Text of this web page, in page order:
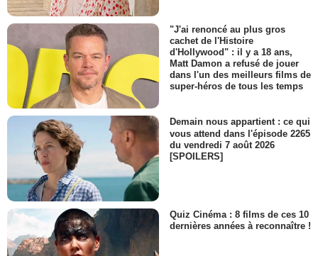
"J'ai renoncé au plus gros
cachet de l'Histoire
d'Hollywood" : il y a 18 ans,
Matt Damon a refusé de jouer
dans l'un des meilleurs films de
super-héros de tous les temps
Demain nous appartient : ce qui
vous attend dans l'épisode 2265
du vendredi 7 août 2026
[SPOILERS]
Quiz Cinéma : 8 films de ces 10
dernières années à reconnaître !